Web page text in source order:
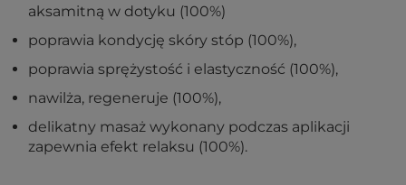
aksamitną w dotyku (100%)
poprawia kondycję skóry stóp (100%),
poprawia sprężystość i elastyczność (100%),
nawilża, regeneruje (100%),
delikatny masaż wykonany podczas aplikacji
zapewnia efekt relaksu (100%).